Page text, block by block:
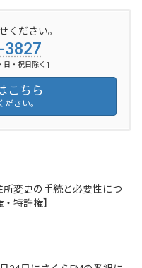
ください。
3827
日・祝日除く ]
こちら
さい。
変更の手続と必要性につ
特許権】